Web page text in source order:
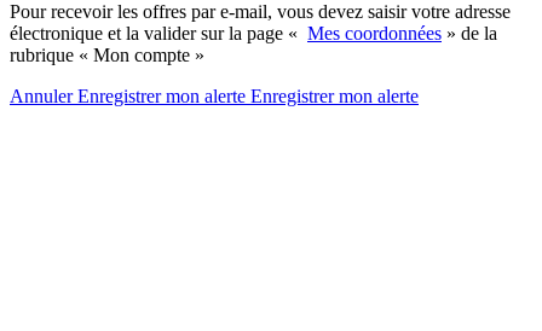
Pour recevoir les offres par e-mail, vous devez saisir votre adresse
électronique et la valider sur la page « Mes coordonnées » de la
rubrique « Mon compte »
AnnulerEnregistrer mon alerte Enregistrermon alerte